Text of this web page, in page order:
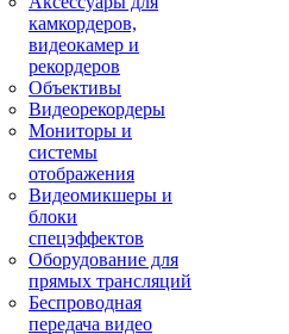
камкордеров,
видеокамер и
рекордеров
Объективы
Видеорекордеры
Мониторы и
системы
отображения
Видеомикшеры и
блоки
спецэффектов
Оборудование для
прямых трансляций
Беспроводная
передача видео